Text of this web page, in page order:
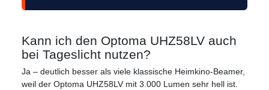
Kann ich den Optoma UHZ58LV auch
bei Tageslicht nutzen?
Ja – deutlich besser als viele klassische Heimkino-Beamer,
weil der Optoma UHZ58LV mit 3.000 Lumen sehr hell ist.